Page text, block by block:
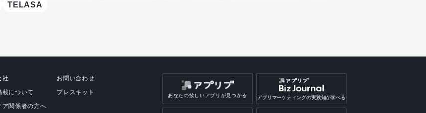
TELASA
社
載について
ア関係者の方へ
お問い合わせ
プレスキット
あなたの欲しいアプリが見つかる アプリマーケティングの実践知が学べる